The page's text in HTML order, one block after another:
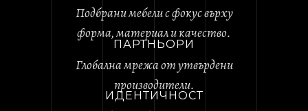
Подбрани мебели с фокус върху
форма, материал и качество.
ПАРТНЬОРИ
Глобална мрежа от утвърдени
производители.
ИДЕНТИЧНОСТ